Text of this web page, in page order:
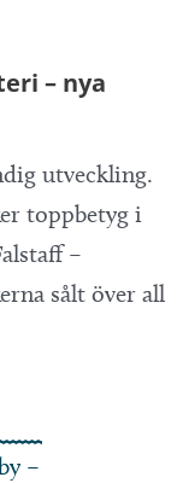
– nya
utveckling.
toppbetyg i
–
sålt över all
–